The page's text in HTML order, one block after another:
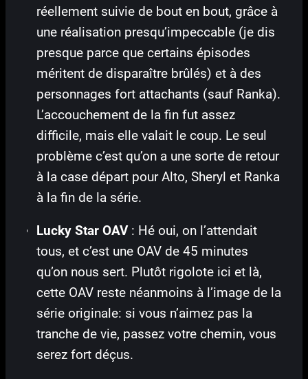
réellement suivie de bout en bout, grâce à
une réalisation presqu’impeccable (je dis
presque parce que certains épisodes
méritent de disparaître brûlés) et à des
personnages fort attachants (sauf Ranka).
L’accouchement de la fin fut assez
difficile, mais elle valait le coup. Le seul
problème c’est qu’on a une sorte de retour
à la case départ pour Alto, Sheryl et Ranka
à la fin de la série.
Lucky Star OAV: Hé oui, on l’attendait
tous, et c’est une OAV de 45 minutes
qu’on nous sert. Plutôt rigolote ici et là,
cette OAV reste néanmoins à l’image de la
série originale: si vous n’aimez pas la
tranche de vie, passez votre chemin, vous
serez fort déçus.